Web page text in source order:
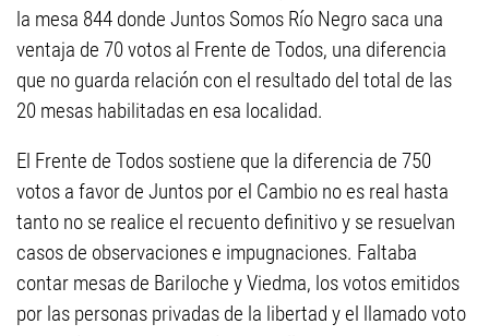
la mesa 844 donde Juntos Somos Río Negro saca una
ventaja de 70 votos al Frente de Todos, una diferencia
que no guarda relación con el resultado del total de las
20 mesas habilitadas en esa localidad.
El Frente de Todos sostiene que la diferencia de 750
votos a favor de Juntos por el Cambio no es real hasta
tanto no se realice el recuento definitivo y se resuelvan
casos de observaciones e impugnaciones. Faltaba
contar mesas de Bariloche y Viedma, los votos emitidos
por las personas privadas de la libertad y el llamado voto